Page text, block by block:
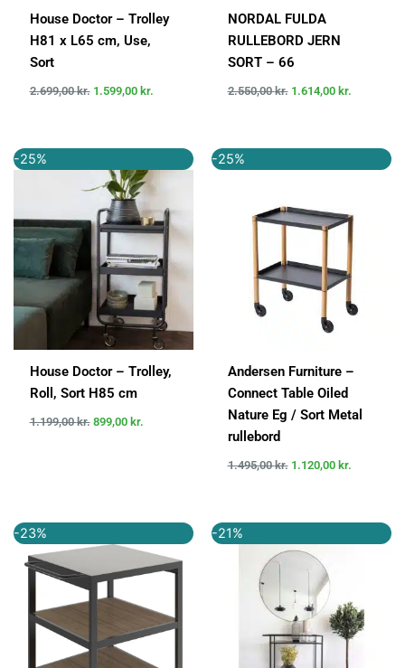
House Doctor – Trolley
H81 x L65 cm, Use,
Sort
2.699,00kr. 1.599,00 kr.
NORDAL FULDA
RULLEBORD JERN
SORT – 66
2.550,00kr. 1.614,00 kr.
-25%
House Doctor – Trolley,
Roll, Sort H85 cm
1.199,00kr.
oprindelige
pris
var:
1.199,00 kr..
899,00 kr.
aktuelle
pris
899,00 kr..
-25%
Andersen Furniture –
Connect Table Oiled
Nature Eg / Sort Metal
rullebord
1.495,00kr.
oprindelige
1.495,00 kr..
1.120,00 kr.
aktuelle
1.120,00
-23%
oprindelige
var:
aktuelle
pris
er:
-21%
oprindelige
pris
749,00 kr..
aktuelle